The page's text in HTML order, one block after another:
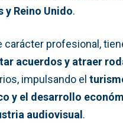
y Reino Unido.
carácter profesional,
acuerdos y atraer
impulsando el
y el desarrollo
audiovisual.